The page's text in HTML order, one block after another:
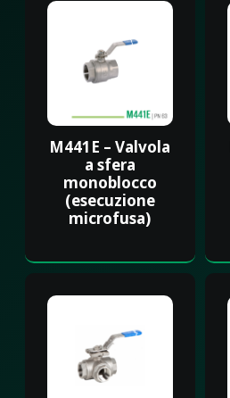
M441E – Valvola
a sfera
monoblocco
(esecuzione
microfusa)